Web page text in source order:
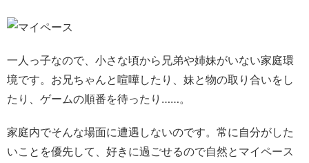
一人っ子なので、小さな頃から兄弟や姉妹がいない家庭環
境です。お兄ちゃんと喧嘩したり、妹と物の取り合いをし
たり、ゲームの順番を待ったり……。
家庭内でそんな場面に遭遇しないのです。常に自分がした
いことを優先して、好きに過ごせるので自然とマイペース